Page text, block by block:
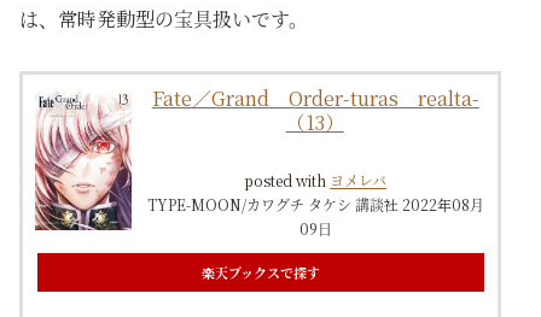
は、常時発動型の宝具扱いです。
Fate／Grand Order-turas realta-
（13）
posted with ヨメレバ
TYPE-MOON/カワグチ タケシ 講談社 2022年08月
09日
楽天ブックスで探す